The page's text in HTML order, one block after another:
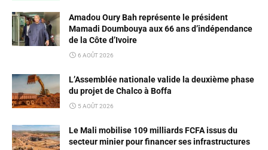
Amadou Oury Bah représente le président
Mamadi Doumbouya aux 66 ans d’indépendance
de la Côte d’Ivoire
6 AOÛT 2026
L’Assemblée nationale valide la deuxième phase
du projet de Chalco à Boffa
5 AOÛT 2026
Le Mali mobilise 109 milliards FCFA issus du
secteur minier pour financer ses infrastructures